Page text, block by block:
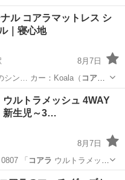
上位モ…
ル コアラマットレス シ
｜寝心地
8月7日
シン… カー：Koala（ コア
トレス * サ…
ベッド
ルトラメッシュ 4WAY
新生児～3…
8月7日
ウルトラメッシュ… 0807 「 コアラ ウルトラメッシ